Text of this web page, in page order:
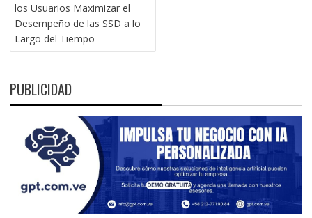
los Usuarios Maximizar el
Desempeño de las SSD a lo
Largo del Tiempo
PUBLICIDAD